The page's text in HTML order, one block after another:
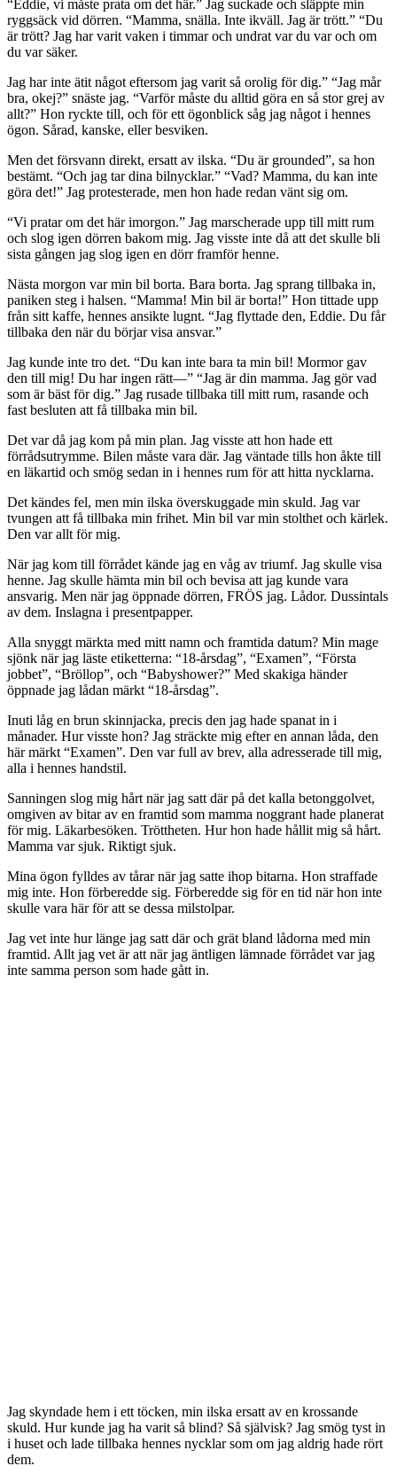
“Eddie, vi måste prata om det här.” Jag suckade och släppte min
ryggsäck vid dörren. “Mamma, snälla. Inte ikväll. Jag är trött.” “Du
är trött? Jag har varit vaken i timmar och undrat var du var och om
du var säker.
Jag har inte ätit något eftersom jag varit så orolig för dig.” “Jag mår
bra, okej?” snäste jag. “Varför måste du alltid göra en så stor grej av
allt?” Hon ryckte till, och för ett ögonblick såg jag något i hennes
ögon. Sårad, kanske, eller besviken.
Men det försvann direkt, ersatt av ilska. “Du är grounded”, sa hon
bestämt. “Och jag tar dina bilnycklar.” “Vad? Mamma, du kan inte
göra det!” Jag protesterade, men hon hade redan vänt sig om.
“Vi pratar om det här imorgon.” Jag marscherade upp till mitt rum
och slog igen dörren bakom mig. Jag visste inte då att det skulle bli
sista gången jag slog igen en dörr framför henne.
Nästa morgon var min bil borta. Bara borta. Jag sprang tillbaka in,
paniken steg i halsen. “Mamma! Min bil är borta!” Hon tittade upp
från sitt kaffe, hennes ansikte lugnt. “Jag flyttade den, Eddie. Du får
tillbaka den när du börjar visa ansvar.”
Jag kunde inte tro det. “Du kan inte bara ta min bil! Mormor gav
den till mig! Du har ingen rätt—” “Jag är din mamma. Jag gör vad
som är bäst för dig.” Jag rusade tillbaka till mitt rum, rasande och
fast besluten att få tillbaka min bil.
Det var då jag kom på min plan. Jag visste att hon hade ett
förrådsutrymme. Bilen måste vara där. Jag väntade tills hon åkte till
en läkartid och smög sedan in i hennes rum för att hitta nycklarna.
Det kändes fel, men min ilska överskuggade min skuld. Jag var
tvungen att få tillbaka min frihet. Min bil var min stolthet och kärlek.
Den var allt för mig.
När jag kom till förrådet kände jag en våg av triumf. Jag skulle visa
henne. Jag skulle hämta min bil och bevisa att jag kunde vara
ansvarig. Men när jag öppnade dörren, FRÖS jag. Lådor. Dussintals
av dem. Inslagna i presentpapper.
Alla snyggt märkta med mitt namn och framtida datum? Min mage
sjönk när jag läste etiketterna: “18-årsdag”, “Examen”, “Första
jobbet”, “Bröllop”, och “Babyshower?” Med skakiga händer
öppnade jag lådan märkt “18-årsdag”.
Inuti låg en brun skinnjacka, precis den jag hade spanat in i
månader. Hur visste hon? Jag sträckte mig efter en annan låda, den
här märkt “Examen”. Den var full av brev, alla adresserade till mig,
alla i hennes handstil.
Sanningen slog mig hårt när jag satt där på det kalla betonggolvet,
omgiven av bitar av en framtid som mamma noggrant hade planerat
för mig. Läkarbesöken. Tröttheten. Hur hon hade hållit mig så hårt.
Mamma var sjuk. Riktigt sjuk.
Mina ögon fylldes av tårar när jag satte ihop bitarna. Hon straffade
mig inte. Hon förberedde sig. Förberedde sig för en tid när hon inte
skulle vara här för att se dessa milstolpar.
Jag vet inte hur länge jag satt där och grät bland lådorna med min
framtid. Allt jag vet är att när jag äntligen lämnade förrådet var jag
inte samma person som hade gått in.
Jag skyndade hem i ett töcken, min ilska ersatt av en krossande
skuld. Hur kunde jag ha varit så blind? Så självisk? Jag smög tyst in
i huset och lade tillbaka hennes nycklar som om jag aldrig hade rört
dem.